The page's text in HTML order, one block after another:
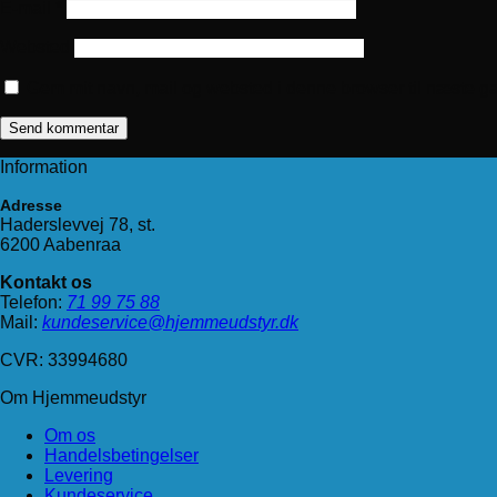
Information
Adresse
Haderslevvej 78, st.
6200 Aabenraa
Kontakt os
Telefon: 71 99 75 88
Mail: kundeservice@hjemmeudstyr.dk
CVR: 33994680
Om Hjemmeudstyr
Om os
Handelsbetingelser
Levering